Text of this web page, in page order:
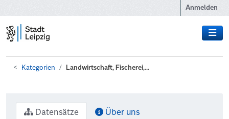
Anmelden
Kategorien Landwirtschaft, Fischerei,...
Datensätze Über uns